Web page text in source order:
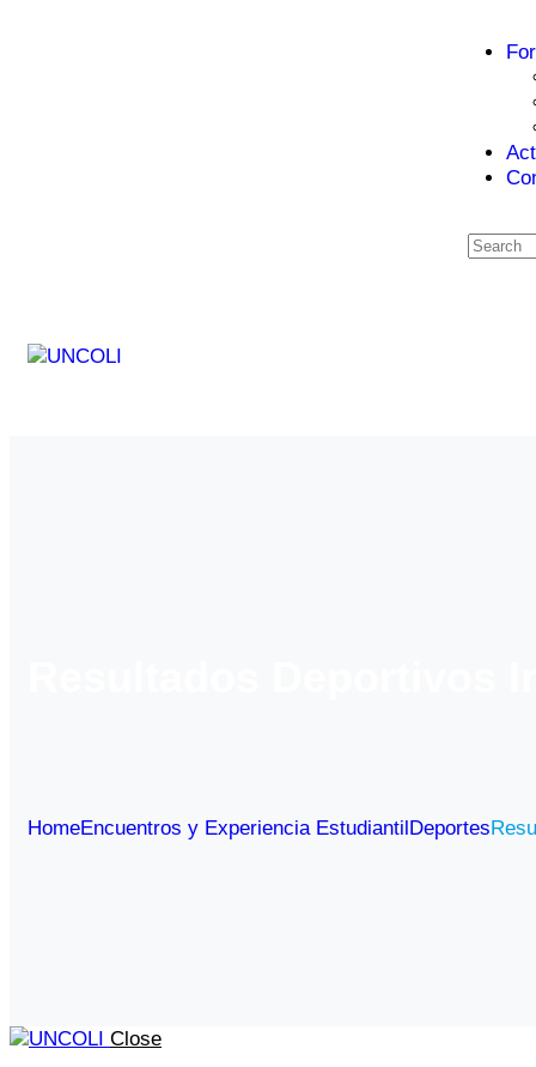
HomeEncuentros y Experiencia Estudiantil Deportes
Close